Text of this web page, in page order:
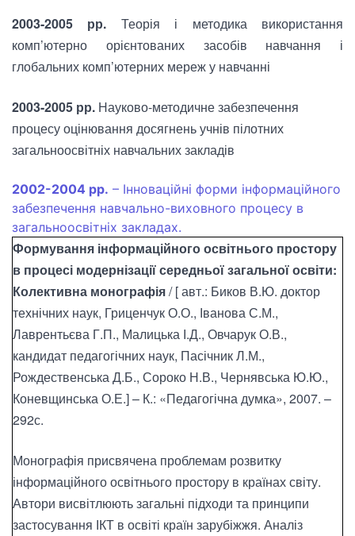
2003-2005 рр. Теорія і методика використання
комп’ютерно орієнтованих засобів навчання і
глобальних комп’ютерних мереж у навчанні
2003-2005 рр. Науково-методичне забезпечення
процесу оцінювання досягнень учнів пілотних
загальноосвітніх навчальних закладів
2002-2004 рр. – Інноваційні форми інформаційного
забезпечення навчально-виховного процесу в
загальноосвітніх закладах.
Формування інформаційного освітнього простору
в процесі модернізації середньої загальної освіти:
Колективна монографія/ [ авт.: Биков В.Ю. доктор
технічних наук, Гриценчук О.О., Іванова С.М.,
Лаврентьєва Г.П., Малицька І.Д., Овчарук О.В.,
кандидат педагогічних наук, Пасічник Л.М.,
Рождественська Д.Б., Сороко Н.В., Чернявська Ю.Ю.,
Коневщинська О.Е.] – К.: «Педагогічна думка», 2007. –
292с.
Монографія присвячена проблемам розвитку
інформаційного освітнього простору в країнах світу.
Автори висвітлюють загальні підходи та принципи
застосування ІКТ в освіті країн зарубіжжя. Аналіз